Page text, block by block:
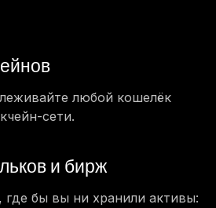
любой кошелёк
сети.
и бирж
где бы вы ни хранили активы: